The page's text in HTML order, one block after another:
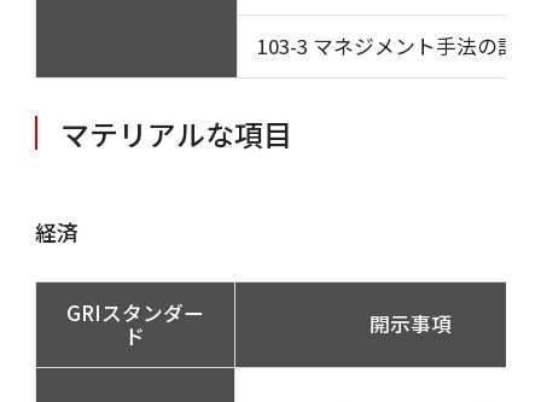
103-3 マネジメント手法の評価
マテリアルな項目
経済
GRIスタンダー
ド 開示事項